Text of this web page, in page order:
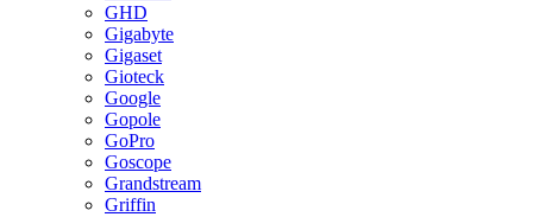
GHD
Gigabyte
Gigaset
Gioteck
Google
Gopole
GoPro
Goscope
Grandstream
Griffin